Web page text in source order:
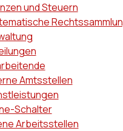
und Steuern
Amtsstellen
Schalter
Arbeitsstellen